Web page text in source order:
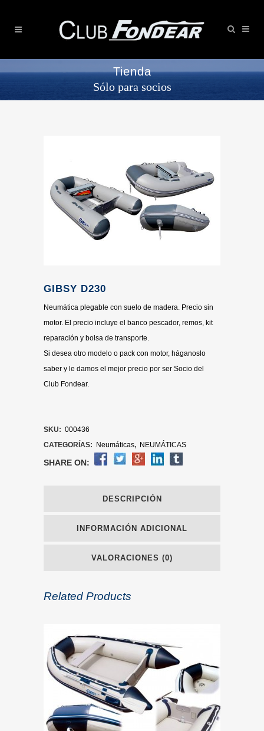
Tienda
Sólo para socios
GIBSY D230
Neumática plegable con suelo de madera. Precio sin
motor. El precio incluye el banco pescador, remos, kit
reparación y bolsa de transporte.
Si desea otro modelo o pack con motor, háganoslo
saber y le damos el mejor precio por ser Socio del
Club Fondear.
SKU: 000436
CATEGORÍAS:
Neumáticas, NEUMÁTICAS
SHARE ON:
DESCRIPCIÓN
INFORMACIÓN ADICIONAL
VALORACIONES (0)
Related Products